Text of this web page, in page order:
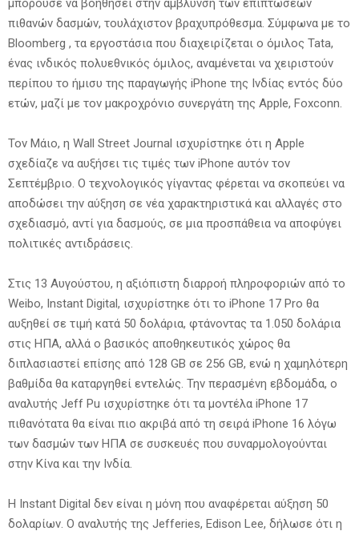
μπορούσε να βοηθήσει στην άμβλυνση των επιπτώσεων
πιθανών δασμών, τουλάχιστον βραχυπρόθεσμα. Σύμφωνα με το
Bloomberg , τα εργοστάσια που διαχειρίζεται ο όμιλος Tata,
ένας ινδικός πολυεθνικός όμιλος, αναμένεται να χειριστούν
περίπου το ήμισυ της παραγωγής iPhone της Ινδίας εντός δύο
ετών, μαζί με τον μακροχρόνιο συνεργάτη της Apple, Foxconn.
Τον Μάιο, η Wall Street Journal ισχυρίστηκε ότι η Apple
σχεδίαζε να αυξήσει τις τιμές των iPhone αυτόν τον
Σεπτέμβριο. Ο τεχνολογικός γίγαντας φέρεται να σκοπεύει να
αποδώσει την αύξηση σε νέα χαρακτηριστικά και αλλαγές στο
σχεδιασμό, αντί για δασμούς, σε μια προσπάθεια να αποφύγει
πολιτικές αντιδράσεις.
Στις 13 Αυγούστου, η αξιόπιστη διαρροή πληροφοριών από το
Weibo, Instant Digital, ισχυρίστηκε ότι το iPhone 17 Pro θα
αυξηθεί σε τιμή κατά 50 δολάρια, φτάνοντας τα 1.050 δολάρια
στις ΗΠΑ, αλλά ο βασικός αποθηκευτικός χώρος θα
διπλασιαστεί επίσης από 128 GB σε 256 GB, ενώ η χαμηλότερη
βαθμίδα θα καταργηθεί εντελώς. Την περασμένη εβδομάδα, ο
αναλυτής Jeff Pu ισχυρίστηκε ότι τα μοντέλα iPhone 17
πιθανότατα θα είναι πιο ακριβά από τη σειρά iPhone 16 λόγω
των δασμών των ΗΠΑ σε συσκευές που συναρμολογούνται
στην Κίνα και την Ινδία.
Η Instant Digital δεν είναι η μόνη που αναφέρεται αύξηση 50
δολαρίων. Ο αναλυτής της Jefferies, Edison Lee, δήλωσε ότι η